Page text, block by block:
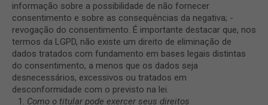
informação sobre a possibilidade de não fornecer
consentimento e sobre as consequências da negativa; -
revogação do consentimento. É importante destacar que, nos
termos da LGPD, não existe um direito de eliminação de
dados tratados com fundamento em bases legais distintas
do consentimento, a menos que os dados seja
desnecessários, excessivos ou tratados em
desconformidade com o previsto na lei.
Como o titular pode exercer seus direitos